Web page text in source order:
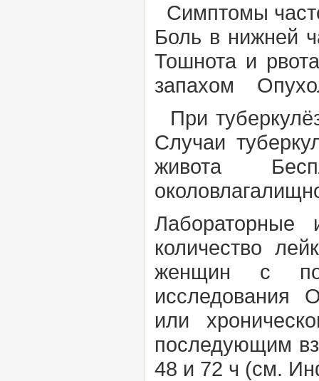
Симптомы
Боль в нижней
Тошнота и
запахом
При
Случаи
живота
Лабораторные
количество
женщин с
исследования
или
последующим
48 и 72 ч (см.